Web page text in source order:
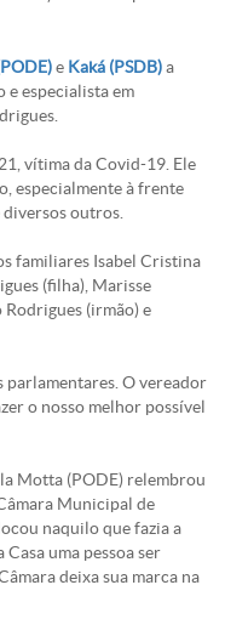
e Kaká (PSDB)a
e especialista em
vítima da Covid-19. Ele
especialmente à frente
outros.
familiares Isabel Cristina
(filha), Marisse
(irmão) e
parlamentares. O vereador
o nosso melhor possível
Motta (PODE) relembrou
Municipal de
naquilo que fazia a
Casa uma pessoa ser
deixa sua marca na